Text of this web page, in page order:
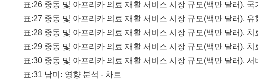
표:26 중동 및 아프리카 의료 재활 서비스 시장 규모(백만 달러), 국
표:27 중동 및 아프리카 의료 재활 서비스 시장 규모(백만 달러), 유
표:28 중동 및 아프리카 의료 재활 서비스 시장 규모(백만 달러),
표:29 중동 및 아프리카 의료 재활 서비스 시장 규모(백만 달러),
표:30 중동 및 아프리카 의료 재활 서비스 시장 규모(백만 달러),
표:31 남미: 영향 분석 - 차트